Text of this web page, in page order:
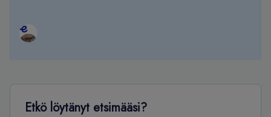
Etkö löytänyt etsimääsi?